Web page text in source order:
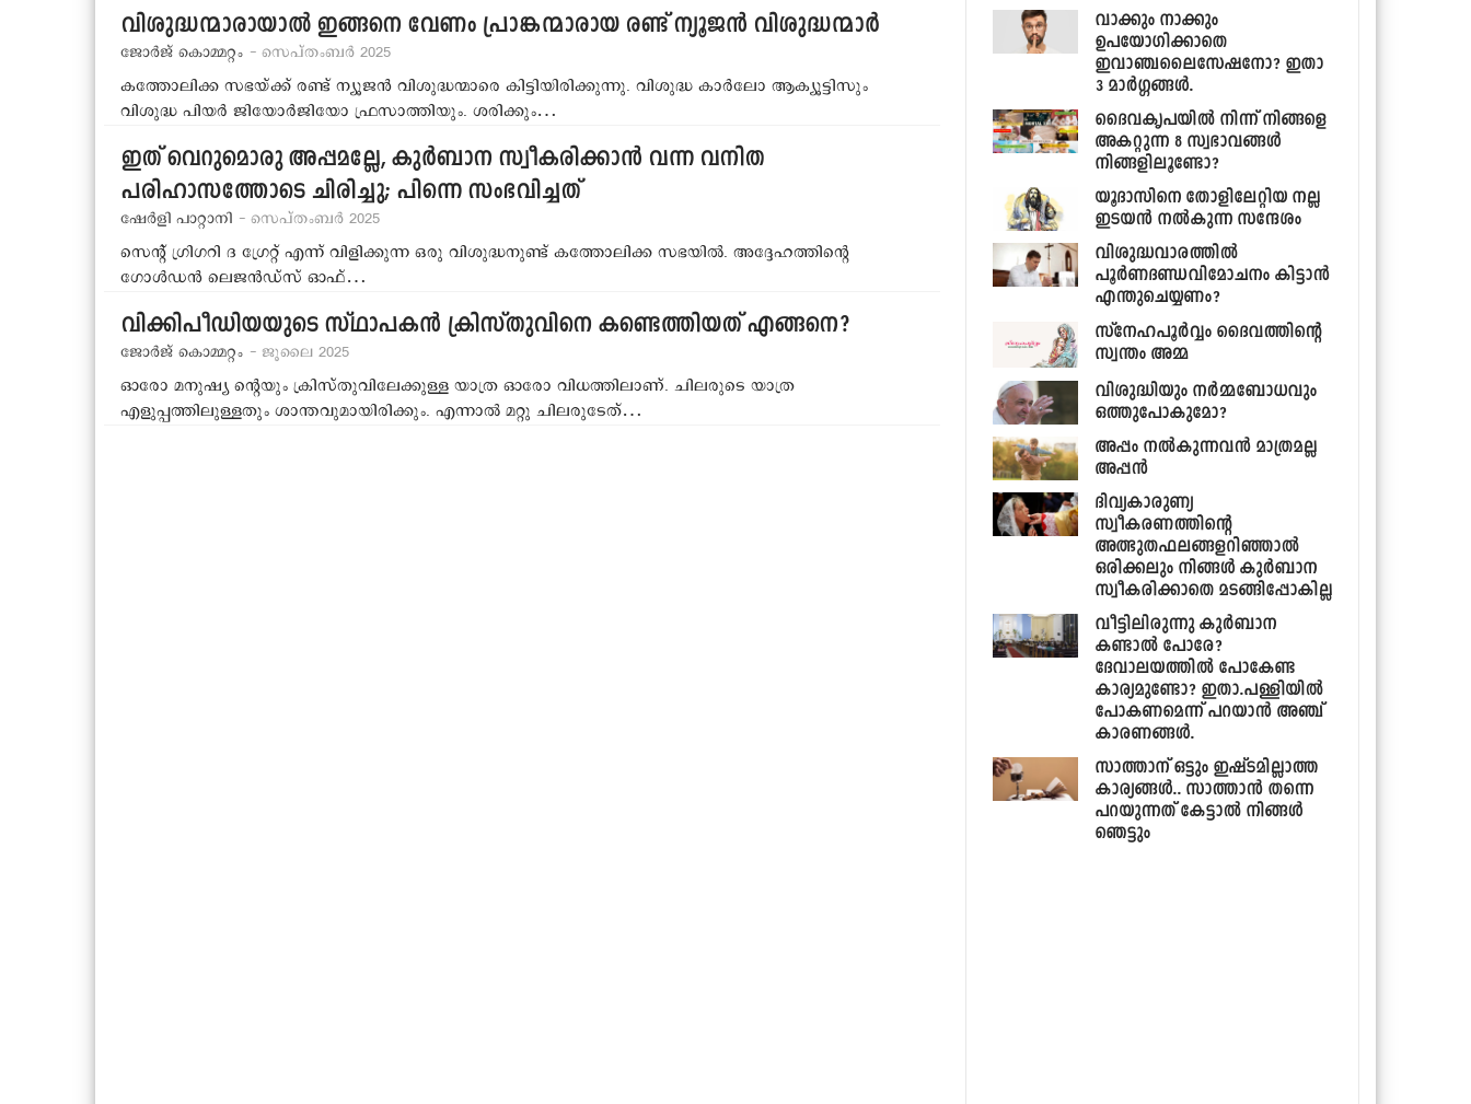
വിശുദ്ധന്മാരായാല്‍ ഇങ്ങനെ വേണം പ്രാങ്കന്മാരായ രണ്ട് ന്യൂജന്‍ വിശുദ്ധന്മാര്‍
ജോര്‍ജ് കൊമ്മറ്റം - സെപ്തംബര്‍ 2025
കത്തോലിക്ക സഭയ്ക്ക് രണ്ട് ന്യൂജന്‍ വിശുദ്ധന്മാരെ കിട്ടിയിരിക്കുന്നു. വിശുദ്ധ കാര്‍ലോ ആക്യൂട്ടിസും
വിശുദ്ധ പിയര്‍ ജിയോര്‍ജിയോ ഫ്രസാത്തിയും. ശരിക്കും…
ഇത് വെറുമൊരു അപ്പമല്ലേ, കുര്‍ബാന സ്വീകരിക്കാന്‍ വന്ന വനിത
പരിഹാസത്തോടെ ചിരിച്ചു; പിന്നെ സംഭവിച്ചത്
ഷേര്‍ളി പാറ്റാനി - സെപ്തംബര്‍ 2025
സെന്റ് ഗ്രിഗറി ദ ഗ്രേറ്റ് എന്ന് വിളിക്കുന്ന ഒരു വിശുദ്ധനുണ്ട് കത്തോലിക്ക സഭയില്‍. അദ്ദേഹത്തിന്റെ
ഗോള്‍ഡന്‍ ലെജന്‍ഡ്‌സ് ഓഫ്…
വിക്കിപീഡിയയുടെ സ്ഥാപകന്‍ ക്രിസ്തുവിനെ കണ്ടെത്തിയത് എങ്ങനെ?
ജോര്‍ജ് കൊമ്മറ്റം - ജൂലൈ 2025
ഓരോ മനുഷ്യ ന്‍റെയും ക്രിസ്തുവിലേക്കുള്ള യാത്ര ഓരോ വിധത്തിലാണ്. ചിലരുടെ യാത്ര
എളുപ്പത്തിലുള്ളതും ശാന്തവുമായിരിക്കും. എന്നാല്‍ മറ്റു ചിലരുടേത്…
വാക്കും നാക്കും
ഉപയോഗിക്കാതെ
ഇവാഞ്ചലൈസേഷനോ? ഇതാ
3 മാര്‍ഗ്ഗങ്ങള്‍.
ദൈവകൃപയില്‍ നിന്ന് നിങ്ങളെ
അകറ്റുന്ന 8 സ്വഭാവങ്ങള്‍
നിങ്ങളിലൂണ്ടോ?
യൂദാസിനെ തോളിലേറ്റിയ നല്ല
ഇടയന്‍ നല്‍കുന്ന സന്ദേശം
വിശുദ്ധവാരത്തില്‍
പൂര്‍ണദണ്ഡവിമോചനം കിട്ടാന്‍
എന്തുചെയ്യണം?
സ്നേഹപൂര്‍വ്വം ദൈവത്തിന്‍റെ
സ്വന്തം അമ്മ
വിശുദ്ധിയും നര്‍മ്മബോധവും
ഒത്തുപോകുമോ?
അപ്പം നല്‍കുന്നവന്‍ മാത്രമല്ല
അപ്പന്‍
ദിവ്യകാരുണ്യ
സ്വീകരണത്തിന്‍റെ
അത്ഭുതഫലങ്ങളറിഞ്ഞാല്‍
ഒരിക്കലും നിങ്ങള്‍ കുര്‍ബാന
സ്വീകരിക്കാതെ മടങ്ങിപ്പോകില്ല
വീട്ടിലിരുന്നു കുര്‍ബാന
കണ്ടാല്‍ പോരേ?
ദേവാലയത്തില്‍ പോകേണ്ട
കാര്യമുണ്ടോ? ഇതാ.പള്ളിയില്‍
പോകണമെന്ന് പറയാന്‍ അഞ്ച്
കാരണങ്ങള്‍.
സാത്താന് ഒട്ടും ഇഷ്ടമില്ലാത്ത
കാര്യങ്ങള്‍.. സാത്താന്‍ തന്നെ
പറയുന്നത് കേട്ടാല്‍ നിങ്ങള്‍
ഞെട്ടും